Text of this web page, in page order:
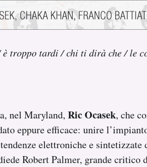
troppo tardi / chi ti dirà che / le
nel Maryland, Ric Ocasek, che
eppure efficace: unire
elettroniche e
Robert Palmer, grande critico